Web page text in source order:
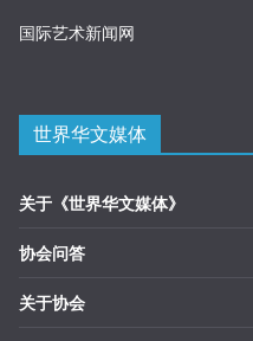
国际艺术新闻网
世界华文媒体
关于《世界华文媒体》
协会问答
关于协会